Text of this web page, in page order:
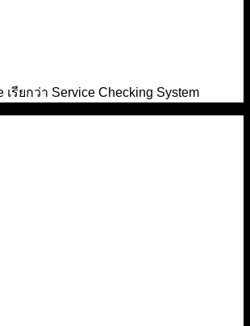
รียกว่า Service Checking System